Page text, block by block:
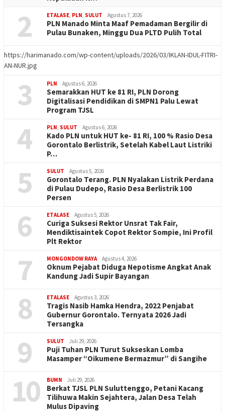
2 ETALASE, PLN, SULUT Agustus 7, 2026
PLN Manado Minta Maaf Pemadaman Bergilir di
Pulau Bunaken, Minggu Dua PLTD Pulih Total
https://harimanado.com/wp-content/uploads/2026/03/IKLAN-IDUL-FITRI-
AN-NUR.jpg
3 PLN Agustus 6, 2026
Semarakkan HUT ke 81 RI, PLN Dorong
Digitalisasi Pendidikan di SMPN1 Palu Lewat
Program TJSL
4 PLN, SULUT Agustus 6, 2026
Kado PLN untuk HUT ke- 81 RI, 100 % Rasio Desa
Gorontalo Berlistrik, Setelah Kabel Laut Listriki
P…
5 SULUT Agustus 5, 2026
Gorontalo Terang. PLN Nyalakan Listrik Perdana
di Pulau Dudepo, Rasio Desa Berlistrik 100
Persen
6 ETALASE Agustus 5, 2026
Curiga Suksesi Rektor Unsrat Tak Fair,
Mendiktisaintek Copot Rektor Sompie, Ini Profil
Plt Rektor
7 MONGONDOW RAYA Agustus 4, 2026
Oknum Pejabat Diduga Nepotisme Angkat Anak
Kandung Jadi Supir Bayangan
8 ETALASE Agustus 3, 2026
Tragis Nasib Hamka Hendra, 2022 Penjabat
Gubernur Gorontalo. Ternyata 2026 Jadi
Tersangka
9 SULUT Juli 29, 2026
Puji Tuhan PLN Turut Sukseskan Lomba
Masamper “Oikumene Bermazmur” di Sangihe
10 BUMN Juli 29, 2026
Berkat TJSL PLN Suluttenggo, Petani Kacang
Tilihuwa Makin Sejahtera, Jalan Desa Telah
Mulus Dipaving